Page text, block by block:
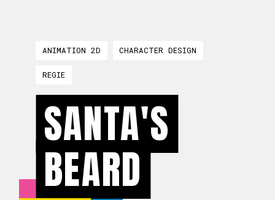
ANIMATION 2D CHARACTER DESIGN
REGIE
SANTA'S
BEARD